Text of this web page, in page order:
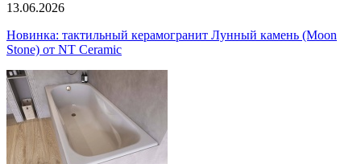
13.06.2026
Новинка: тактильный керамогранит Лунный камень (Moon
Stone) от NT Ceramic